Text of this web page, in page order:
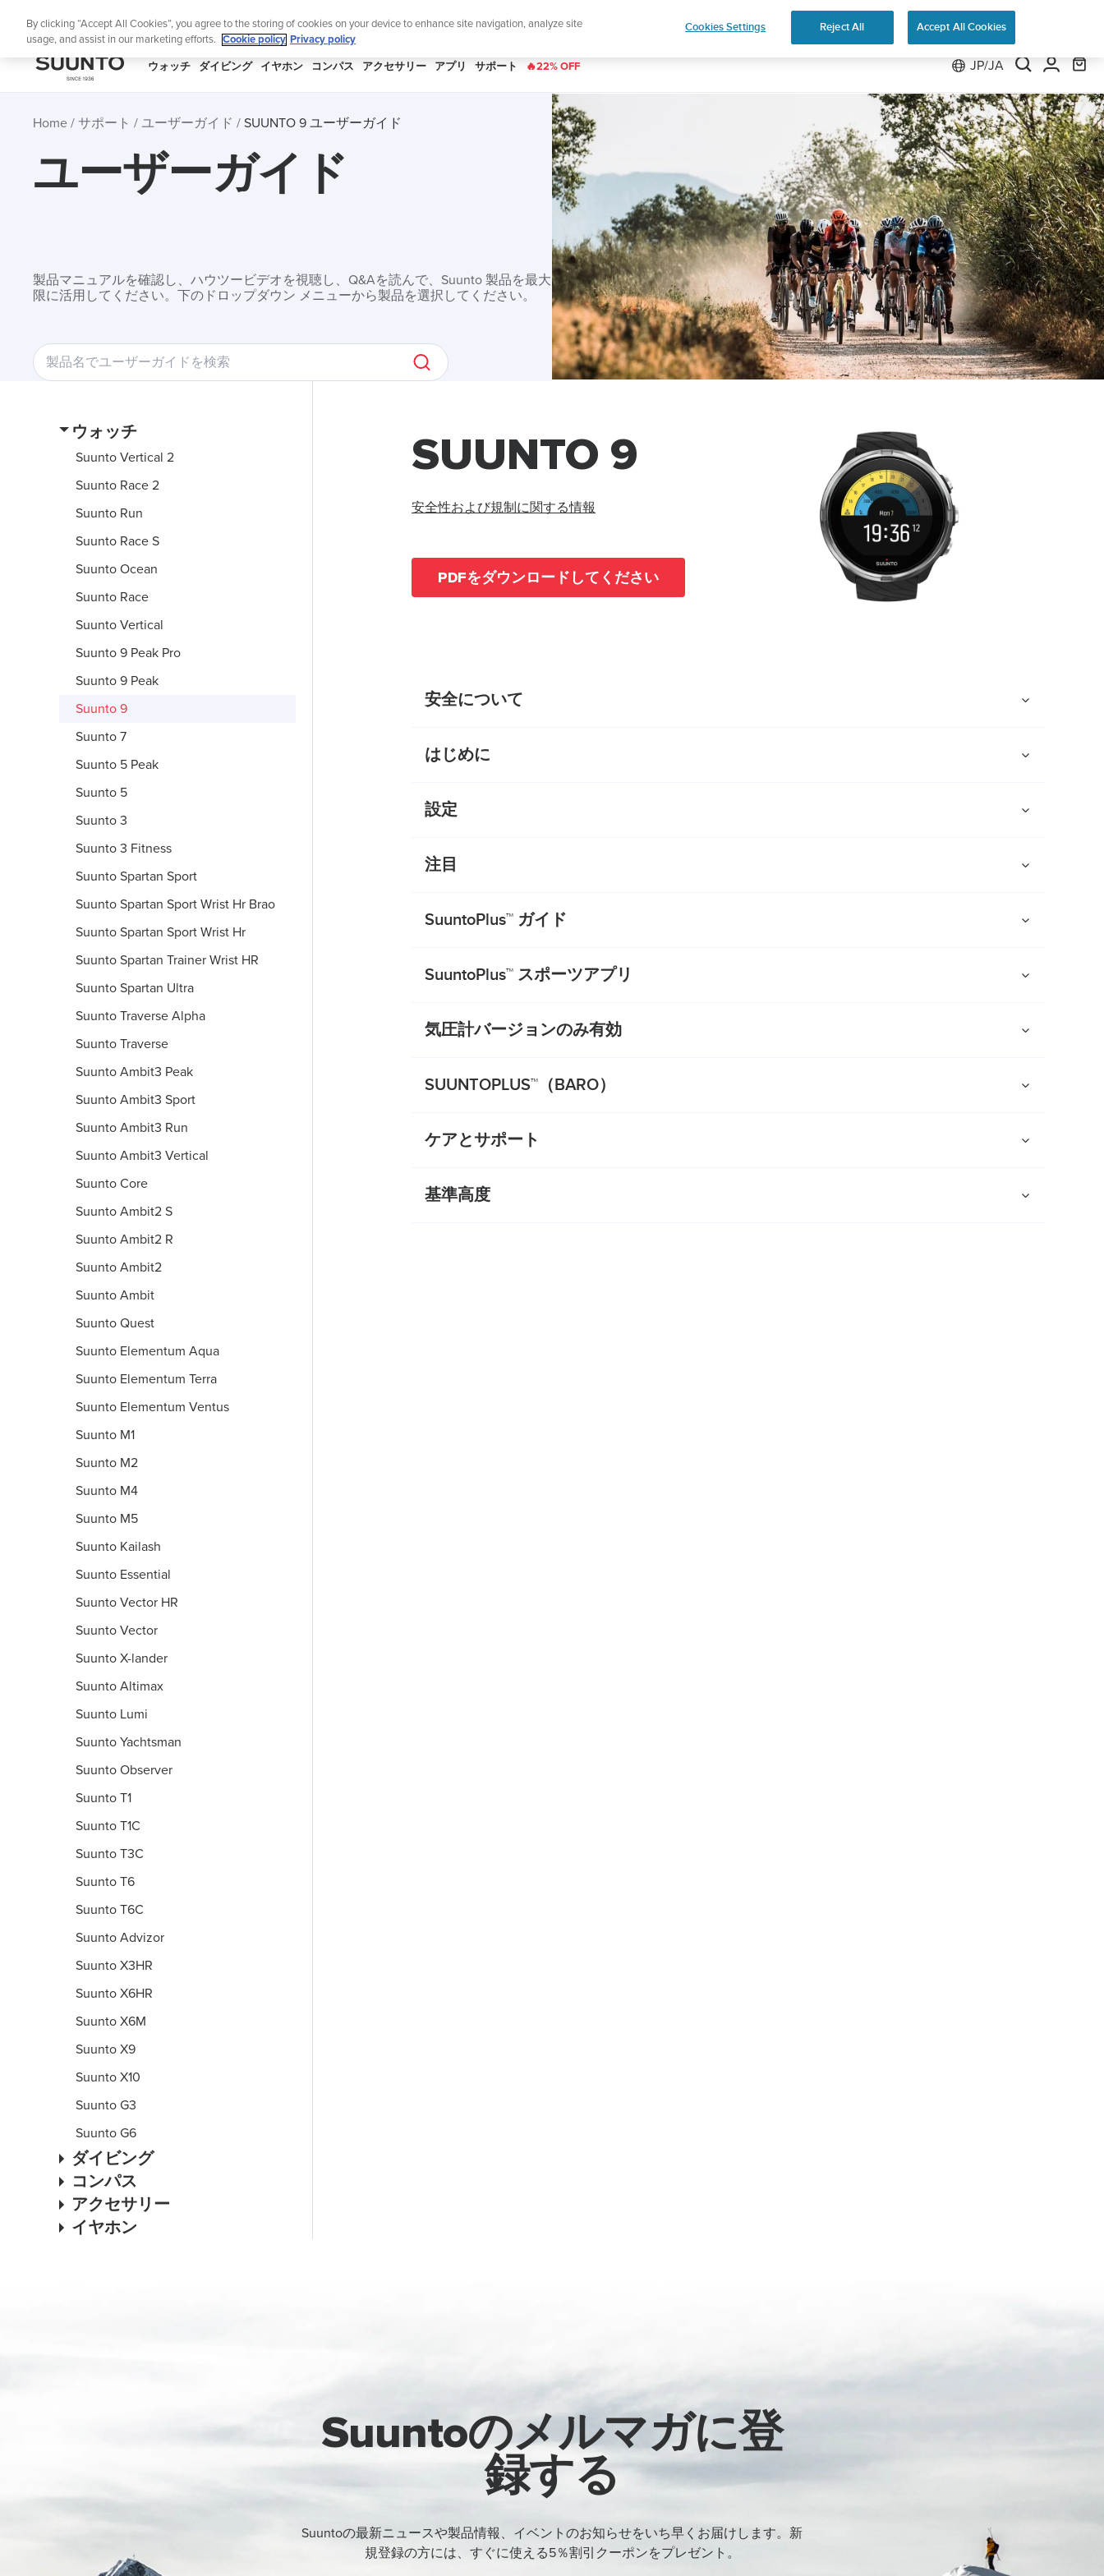
ニュースレターに登録すると、5％オフになります。|返品無料
SUUNTO
ウォッチ ダイビング イヤホン コンパス アクセサリー アプリ サポート 🔥22% OFF JP/JA
Home サポート ユーザーガイド SUUNTO 9 ユーザーガイド
ユーザーガイド
製品マニュアルを確認し、ハウツービデオを視聴し、Q&Aを読んで、Suunto 製品を最大
限に活用してください。下のドロップダウン メニューから製品を選択してください。
ウォッチ
Suunto Vertical 2
Suunto Race 2
Suunto Run
Suunto Race S
Suunto Ocean
Suunto Race
Suunto Vertical
Suunto 9 Peak Pro
Suunto 9 Peak
Suunto 9
Suunto 7
Suunto 5 Peak
Suunto 5
Suunto 3
Suunto 3 Fitness
Suunto Spartan Sport
Suunto Spartan Sport Wrist Hr Brao
Suunto Spartan Sport Wrist Hr
Suunto Spartan Trainer Wrist HR
Suunto Spartan Ultra
Suunto Traverse Alpha
Suunto Traverse
Suunto Ambit3 Peak
Suunto Ambit3 Sport
Suunto Ambit3 Run
Suunto Ambit3 Vertical
Suunto Core
Suunto Ambit2 S
Suunto Ambit2 R
Suunto Ambit2
Suunto Ambit
Suunto Quest
Suunto Elementum Aqua
Suunto Elementum Terra
Suunto Elementum Ventus
Suunto M1
Suunto M2
Suunto M4
Suunto M5
Suunto Kailash
Suunto Essential
Suunto Vector HR
Suunto Vector
Suunto X-lander
Suunto Altimax
Suunto Lumi
Suunto Yachtsman
Suunto Observer
Suunto T1
Suunto T1C
Suunto T3C
Suunto T6
Suunto T6C
Suunto Advizor
Suunto X3HR
Suunto X6HR
Suunto X6M
Suunto X9
Suunto X10
Suunto G3
Suunto G6
ダイビング
コンパス
アクセサリー
イヤホン
SUUNTO 9
安全性および規制に関する情報
PDFをダウンロードしてください
安全について
はじめに
設定
注目
SuuntoPlus™ ガイド
SuuntoPlus™ スポーツアプリ
気圧計バージョンのみ有効
SUUNTOPLUS™（BARO）
ケアとサポート
基準高度
Suuntoのメルマガに登
録する
Suuntoの最新ニュースや製品情報、イベントのお知らせをいち早くお届けします。新
規登録の方には、すぐに使える5％割引クーポンをプレゼント。
By clicking “Accept All Cookies”, you agree to the storing of cookies on your device to enhance site navigation, analyze site
usage, and assist in our marketing efforts.
Cookie policy Privacy policy
Cookies Settings Reject All Accept All Cookies